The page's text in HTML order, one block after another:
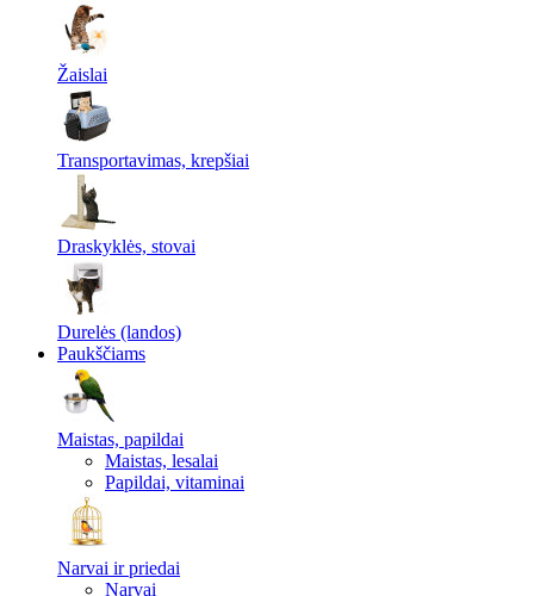
Žaislai
Transportavimas, krepšiai
Draskyklės, stovai
Durelės (landos)
Paukščiams
Maistas, papildai
Maistas, lesalai
Papildai, vitaminai
Narvai ir priedai
Narvai